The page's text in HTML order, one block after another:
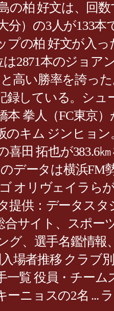
柏 好文は、回
分）の3人が133
の柏 好文が入
2871本のジョア
高い勝率を誇っ
録している。シ
拳人（FC東京
キム ジンヒョ
田 拓也が383.6
データは横浜
オリヴェイラ
供：データス
サイト、スポ
グ、選手名鑑情
場者推移 クラブ
覧 役員・チー
ョスの2名 ... ラ